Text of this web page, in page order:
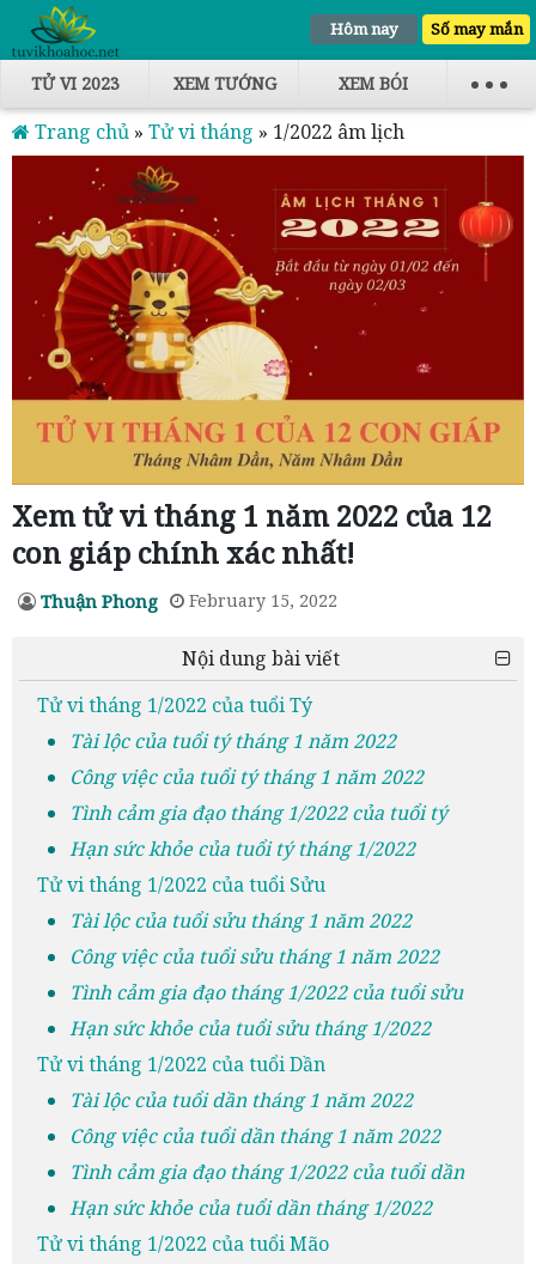
Hôm nay Số may mắn
TỬ VI 2023 XEM TƯỚNG XEM BÓI
Trang chủ » Tử vi tháng » 1/2022 âm lịch
Xem tử vi tháng 1 năm 2022 của 12
con giáp chính xác nhất!
Thuận Phong February 15, 2022
Nội dung bài viết
Tử vi tháng 1/2022 của tuổi Tý
Tài lộc của tuổi tý tháng 1 năm 2022
Công việc của tuổi tý tháng 1 năm 2022
Tình cảm gia đạo tháng 1/2022 của tuổi tý
Hạn sức khỏe của tuổi tý tháng 1/2022
Tử vi tháng 1/2022 của tuổi Sửu
Tài lộc của tuổi sửu tháng 1 năm 2022
Công việc của tuổi sửu tháng 1 năm 2022
Tình cảm gia đạo tháng 1/2022 của tuổi sửu
Hạn sức khỏe của tuổi sửu tháng 1/2022
Tử vi tháng 1/2022 của tuổi Dần
Tài lộc của tuổi dần tháng 1 năm 2022
Công việc của tuổi dần tháng 1 năm 2022
Tình cảm gia đạo tháng 1/2022 của tuổi dần
Hạn sức khỏe của tuổi dần tháng 1/2022
Tử vi tháng 1/2022 của tuổi Mão